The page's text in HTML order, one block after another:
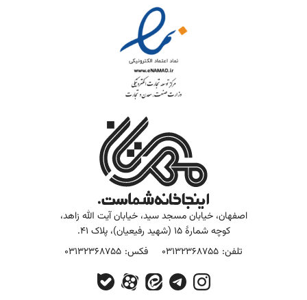
اصفهان، خیابان مسجد سید، خیابان آیت الله زاهد،
کوچه شمارۀ 15 (شهید رفیعیان)، پلاک 41.
تلفن: 03132368755 فکس: 03132368755